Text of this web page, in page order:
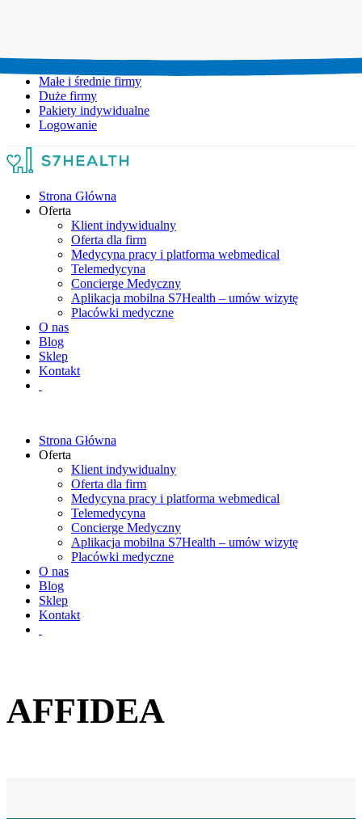
Małe i średnie firmy
Duże firmy
Pakiety indywidualne
Logowanie
Strona Główna
Oferta
Klient indywidualny
Oferta dla firm
Medycyna pracy i platforma webmedical
Telemedycyna
Concierge Medyczny
Aplikacja mobilna S7Health – umów wizytę
Placówki medyczne
O nas
Blog
Sklep
Kontakt
Strona Główna
Oferta
Klient indywidualny
Oferta dla firm
Medycyna pracy i platforma webmedical
Telemedycyna
Concierge Medyczny
Aplikacja mobilna S7Health – umów wizytę
Placówki medyczne
O nas
Blog
Sklep
Kontakt
AFFIDEA